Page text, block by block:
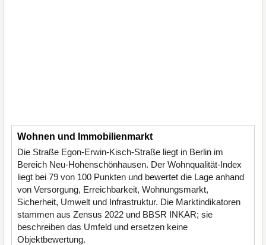
Wohnen und Immobilienmarkt
Die Straße Egon-Erwin-Kisch-Straße liegt in Berlin im
Bereich Neu-Hohenschönhausen. Der Wohnqualität-Index
liegt bei 79 von 100 Punkten und bewertet die Lage anhand
von Versorgung, Erreichbarkeit, Wohnungsmarkt,
Sicherheit, Umwelt und Infrastruktur. Die Marktindikatoren
stammen aus Zensus 2022 und BBSR INKAR; sie
beschreiben das Umfeld und ersetzen keine
Objektbewertung.